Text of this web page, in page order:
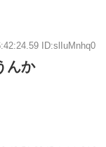
ID:slIuMnhq0
んか